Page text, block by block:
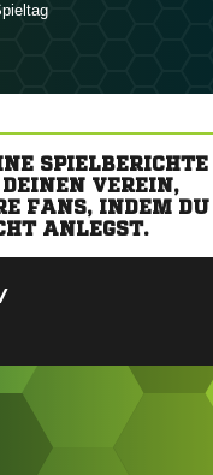
SPIELBERICHTE
VEREIN,
FANS, INDEM DU
ANLEGST.